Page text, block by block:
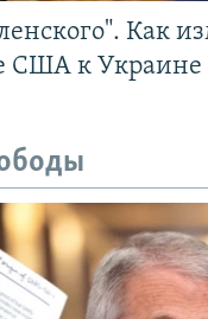
Как
США к Украине